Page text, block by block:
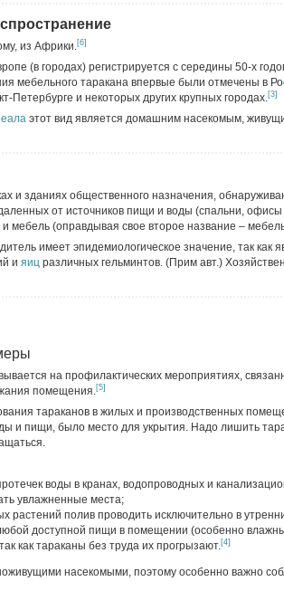
из Африки.[6]
(в городах) регистрируется с середины 50-х
мебельного таракана впервые были отмечены в
Петербурге и некоторых других крупных городах.[3]
этот вид является домашним насекомым,
и зданиях общественного назначения,
от источников пищи и воды (спальни,
мебель (оправдывая свое второе название –
имеет эпидемиологическое значение, так как
и яиц различных гельминтов. (Прим авт.)
на профилактических мероприятиях,
помещения.[5]
тараканов в жилых и производственных
и пищи, было место для укрытия. Надо лишить
воды в кранах, водопроводных и
увлажненные места;
растений полив проводить исключительно в
доступной пищи в помещении (особенно
как тараканы без труда их прогрызают.[4]
насекомыми, поэтому особенно важно